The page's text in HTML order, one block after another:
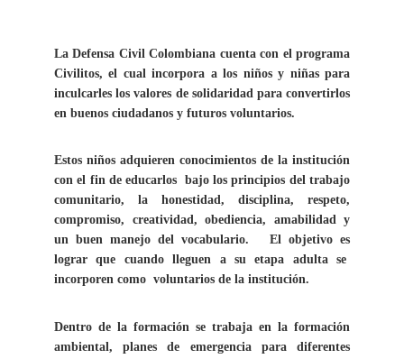
La Defensa Civil Colombiana cuenta con el programa
Civilitos, el cual incorpora a los niños y niñas para
inculcarles los valores de solidaridad para convertirlos
en buenos ciudadanos y futuros voluntarios.
Estos niños adquieren conocimientos de la institución
con el fin de educarlos bajo los principios del trabajo
comunitario, la honestidad, disciplina, respeto,
compromiso, creatividad, obediencia, amabilidad y
un buen manejo del vocabulario. El objetivo es
lograr que cuando lleguen a su etapa adulta se
incorporen como voluntarios de la institución.
Dentro de la formación se trabaja en la formación
ambiental, planes de emergencia para diferentes